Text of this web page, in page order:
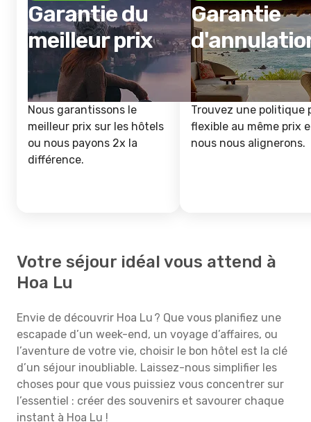
Garantie du
meilleur prix
Nous garantissons le
meilleur prix sur les hôtels
ou nous payons 2x la
différence.
Garantie
Trouvez une politique
flexible au même prix
nous nous alignerons.
Votre séjour idéal vous attend à
Hoa Lu
Envie de découvrir Hoa Lu ? Que vous planifiez une
escapade d’un week-end, un voyage d’affaires, ou
l’aventure de votre vie, choisir le bon hôtel est la clé
d’un séjour inoubliable. Laissez-nous simplifier les
choses pour que vous puissiez vous concentrer sur
l’essentiel : créer des souvenirs et savourer chaque
instant à Hoa Lu !